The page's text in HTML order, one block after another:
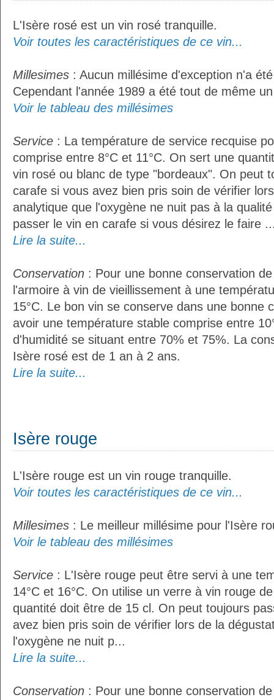
L'Isère rosé est un vin rosé tranquille.
Voir toutes les caractéristiques de ce vin...
Millesimes : Aucun millésime d'exception n'a
Cependant l'année 1989 a été tout de même
Voir le tableau des millésimes
Service : La température de service recquise
comprise entre 8°C et 11°C. On sert une
vin rosé ou blanc de type "bordeaux". On peut
carafe si vous avez bien pris soin de vérifier
analytique que l'oxygène ne nuit pas à la
passer le vin en carafe si vous désirez le faire
Lire la suite...
Conservation : Pour une bonne conservation
l'armoire à vin de vieillissement à une
15°C. Le bon vin se conserve dans une bonne
avoir une température stable comprise entre
d'humidité se situant entre 70% et 75%. La
Isère rosé est de 1 an à 2 ans.
Lire la suite...
Isère rouge
L'Isère rouge est un vin rouge tranquille.
Voir toutes les caractéristiques de ce vin...
Millesimes : Le meilleur millésime pour l'Isère
Voir le tableau des millésimes
Service : L'Isère rouge peut être servi à une
14°C et 16°C. On utilise un verre à vin rouge
quantité doit être de 15 cl. On peut toujours
avez bien pris soin de vérifier lors de la
l'oxygène ne nuit p...
Lire la suite...
Conservation : Pour une bonne conservation